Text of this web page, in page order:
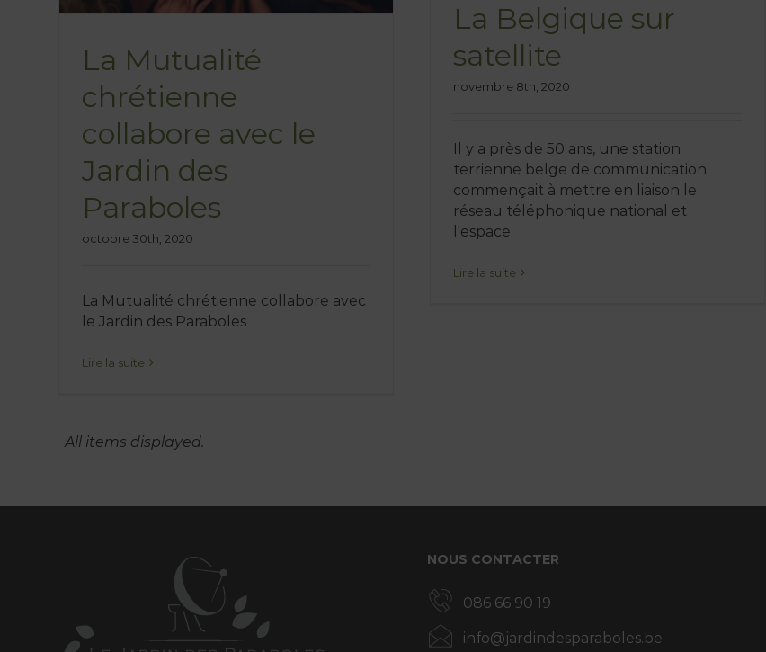
La Belgique sur
satellite
novembre 8th, 2020
Il y a près de 50 ans, une station
terrienne belge de communication
commençait à mettre en liaison le
réseau téléphonique national et
l'espace.
Lire la suite
La Mutualité
chrétienne
collabore avec le
Jardin des
Paraboles
octobre 30th, 2020
La Mutualité chrétienne collabore avec
le Jardin des Paraboles
Lire la suite
086 66 90 19
info@jardindesparaboles.be
Rue de l’Antenne 63/65 – 5580 Lessive